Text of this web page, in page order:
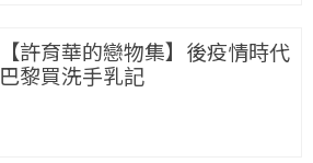
【許育華的戀物集】後疫情時代
巴黎買洗手乳記